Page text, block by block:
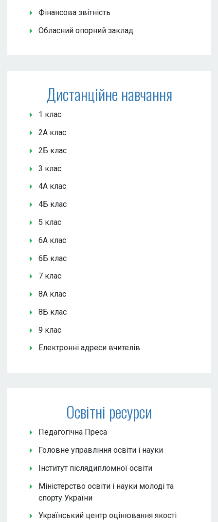
Фінансова звітність
Обласний опорний заклад
Дистанційне навчання
1 клас
2А клас
2Б клас
3 клас
4А клас
4Б клас
5 клас
6А клас
6Б клас
7 клас
8А клас
8Б клас
9 клас
Електронні адреси вчителів
Освітні ресурси
Педагогічна Преса
Головне управління освіти і науки
Інститут післядипломної освіти
Міністерство освіти і науки молоді та
спорту України
Український центр оцінювання якості